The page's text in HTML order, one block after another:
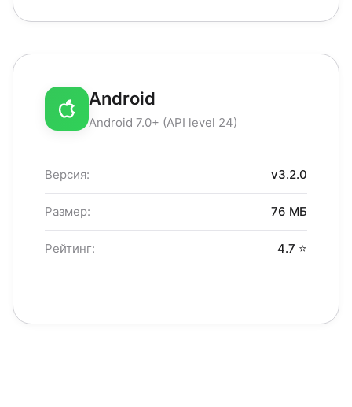
Android
Android 7.0+ (API level 24)
Версия: v3.2.0
Размер: 76 МБ
Рейтинг: 4.7 ⭐